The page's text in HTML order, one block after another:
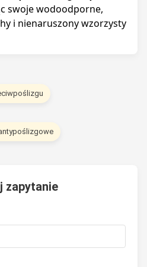
swoje wodoodporne,
i nienaruszony wzorzysty
zapytanie